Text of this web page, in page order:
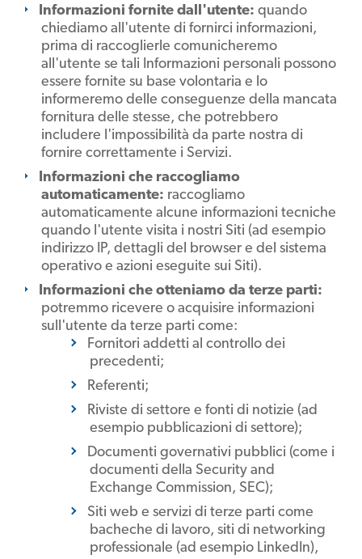
Informazioni fornite dall'utente: quando
chiediamo all'utente di fornirci informazioni,
prima di raccoglierle comunicheremo
all'utente se tali Informazioni personali possono
essere fornite su base volontaria e lo
informeremo delle conseguenze della mancata
fornitura delle stesse, che potrebbero
includere l'impossibilità da parte nostra di
fornire correttamente i Servizi.
Informazioni che raccogliamo
automaticamente: raccogliamo
automaticamente alcune informazioni tecniche
quando l'utente visita i nostri Siti (ad esempio
indirizzo IP, dettagli del browser e del sistema
operativo e azioni eseguite sui Siti).
Informazioni che otteniamo da terze parti:
potremmo ricevere o acquisire informazioni
sull'utente da terze parti come:
Fornitori addetti al controllo dei
precedenti;
Referenti;
Riviste di settore e fonti di notizie (ad
esempio pubblicazioni di settore);
Documenti governativi pubblici (come i
documenti della Security and
Exchange Commission, SEC);
Siti web e servizi di terze parti come
bacheche di lavoro, siti di networking
professionale (ad esempio LinkedIn),